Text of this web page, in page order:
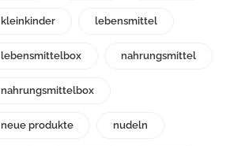
kleinkinder lebensmittel
lebensmittelbox nahrungsmittel
nahrungsmittelbox
neue produkte nudeln